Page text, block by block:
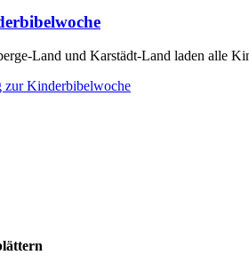
Land und Karstädt-Land laden alle
zur Kinderbibelwoche